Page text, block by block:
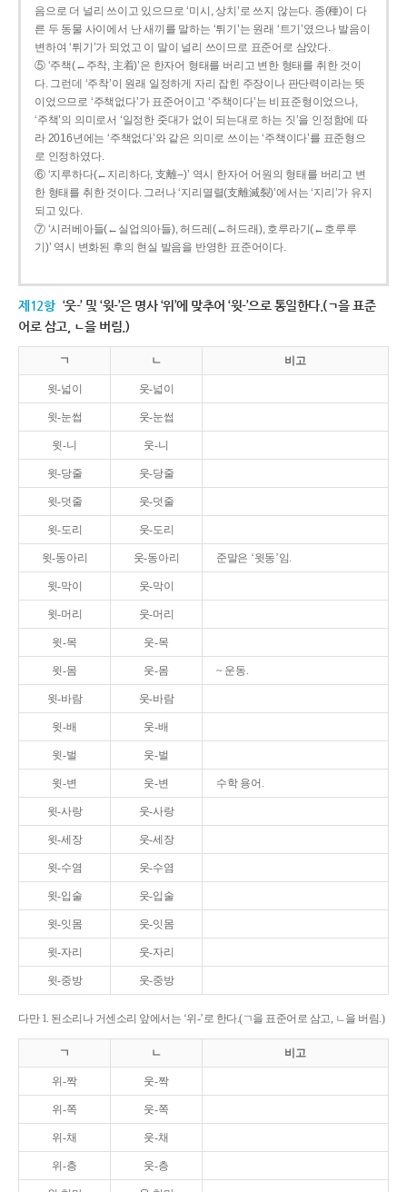
음으로 더 널리 쓰이고 있으므로 ‘미시, 상치’로 쓰지 않는다. 종(種)이 다
른 두 동물 사이에서 난 새끼를 말하는 ‘튀기’는 원래 ‘트기’였으나 발음이
변하여 ‘튀기’가 되었고 이 말이 널리 쓰이므로 표준어로 삼았다.
⑤ ‘주책(←주착, 主着)’은 한자어 형태를 버리고 변한 형태를 취한 것이
다. 그런데 ‘주착’이 원래 일정하게 자리 잡힌 주장이나 판단력이라는 뜻
이었으므로 ‘주책없다’가 표준어이고 ‘주책이다’는 비표준형이었으나,
‘주책’의 의미로서 ‘일정한 줏대가 없이 되는대로 하는 짓’을 인정함에 따
라 2016년에는 ‘주책없다’와 같은 의미로 쓰이는 ‘주책이다’를 표준형으
로 인정하였다.
⑥ ‘지루하다(←지리하다, 支離--)’ 역시 한자어 어원의 형태를 버리고 변
한 형태를 취한 것이다. 그러나 ‘지리멸렬(支離滅裂)’에서는 ‘지리’가 유지
되고 있다.
⑦ ‘시러베아들(←실업의아들), 허드레(←허드래), 호루라기(←호루루
기)’ 역시 변화된 후의 현실 발음을 반영한 표준어이다.
제12항 ‘웃-’ 및 ‘윗-’은 명사 ‘위’에 맞추어 ‘윗-’으로 통일한다.(ㄱ을 표준
어로 삼고, ㄴ을 버림.)
ㄱ ㄴ 비고
윗-넓이 웃-넓이
윗-눈썹 웃-눈썹
윗-니 웃-니
윗-당줄 웃-당줄
윗-덧줄 웃-덧줄
윗-도리 웃-도리
윗-동아리 웃-동아리 준말은 ‘윗동’임.
윗-막이 웃-막이
윗-머리 웃-머리
윗-목 웃-목
윗-몸 웃-몸 ~ 운동.
윗-바람 웃-바람
윗-배 웃-배
윗-벌 웃-벌
윗-변 웃-변 수학 용어.
윗-사랑 웃-사랑
윗-세장 웃-세장
윗-수염 웃-수염
윗-입술 웃-입술
윗-잇몸 웃-잇몸
윗-자리 웃-자리
윗-중방 웃-중방
다만 1. 된소리나 거센소리 앞에서는 ‘위-’로 한다.(ㄱ을 표준어로 삼고, ㄴ을 버림.)
ㄱ ㄴ 비고
위-짝 웃-짝
위-쪽 웃-쪽
위-채 웃-채
위-층 웃-층